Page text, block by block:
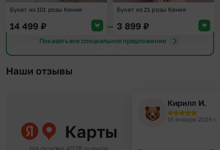
Букет из 101 розы Кения
14 499 ₽
Букет из 21 розы Кения
3 899 ₽
Показать все специальное предложение
Наши отзывы
Карты
На основе 4578 оценок
Кирилл И.
16 января 2026 г.